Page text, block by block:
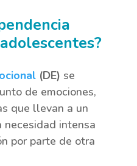
(DE) se
de emociones,
que llevan a un
necesidad intensa
por parte de otra